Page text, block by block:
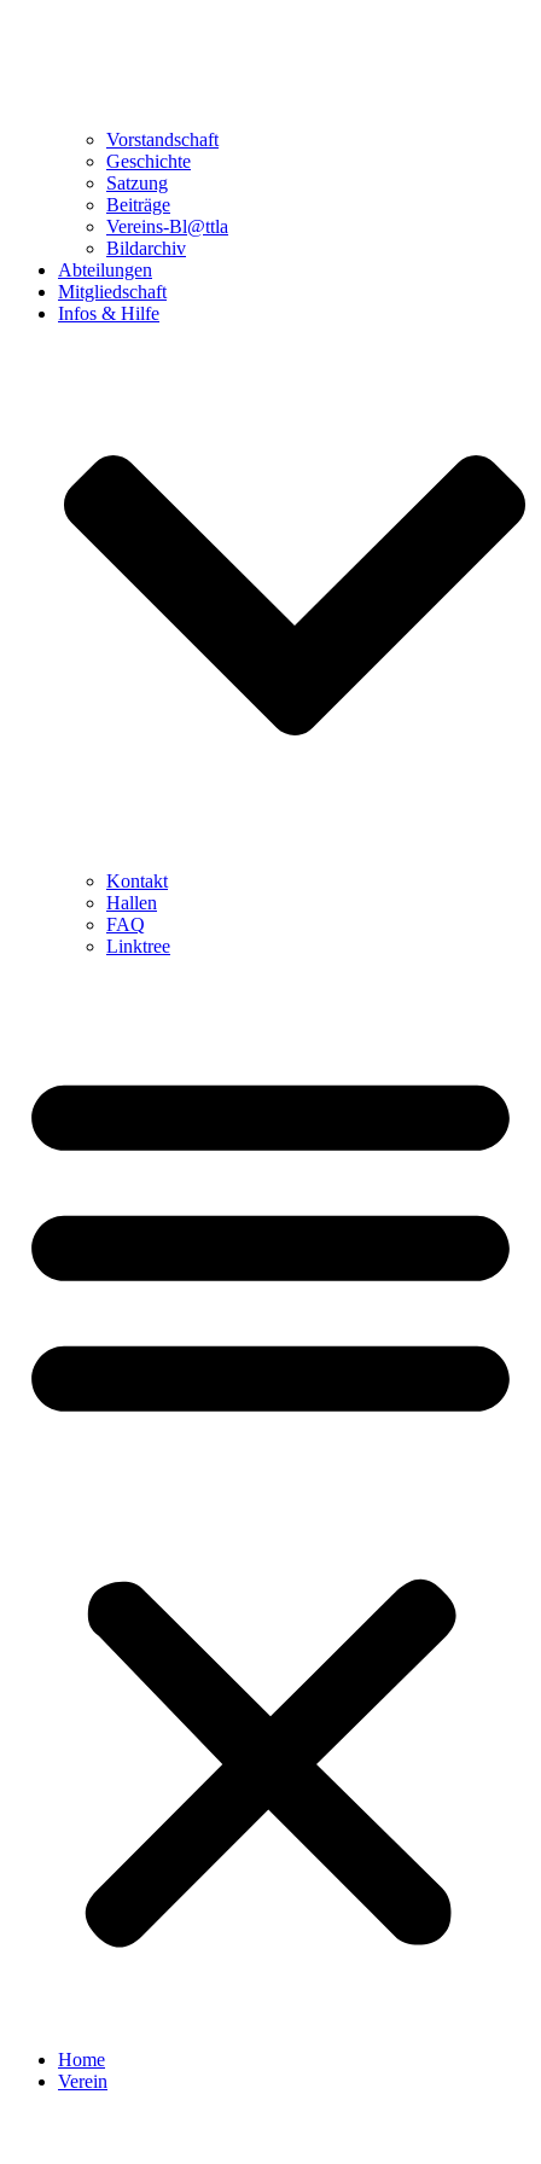
Vorstandschaft
Geschichte
Satzung
Beiträge
Vereins-Bl@ttla
Bildarchiv
Abteilungen
Mitgliedschaft
Infos & Hilfe
Kontakt
Hallen
FAQ
Linktree
Home
Verein